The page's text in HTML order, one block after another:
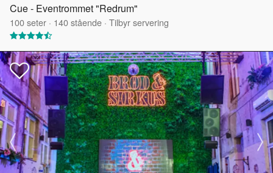
Cue - Eventrommet "Redrum"
100seter · 140stående · Tilbyr servering